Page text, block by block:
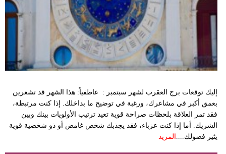
إليك توقعات برج العقرب لشهر سبتمبر : عاطفياً: هذا الشهر قد تشعرين
بعمق أكبر في مشاعرك، ورغبة في توضيح ما بداخلك. إذا كنت مرتبطة،
فقد تمر العلاقة بلحظات صراحة قوية تعيد ترتيب الأولويات بينك وبين
الشريك. أما إذا كنت عزباء، فقد يجذبك شخص غامض أو ذو شخصية قوية
يثير فضولك.... المزيد